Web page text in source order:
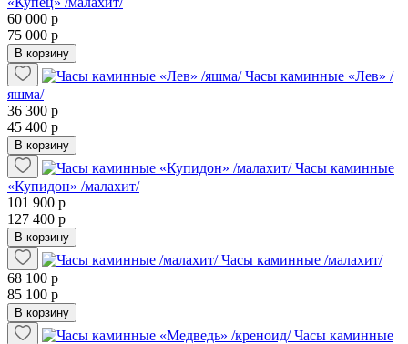
60 000 р
75 000 р
В корзину
Часы каминные «Лев» /
яшма/
36 300 р
45 400 р
В корзину
Часы каминные
«Купидон» /малахит/
101 900 р
127 400 р
В корзину
Часы каминные /малахит/
68 100 р
85 100 р
В корзину
Часы каминные